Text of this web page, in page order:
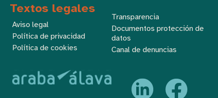
Textos legales
Aviso legal
Política de privacidad
Política de cookies
Transparencia
Documentos protección de
datos
Canal de denuncias